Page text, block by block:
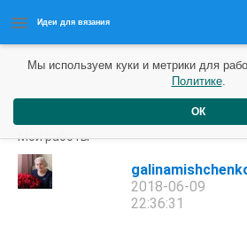
Идеи для вязания
Мои работы
2018-06-09
22:36:31
Мы используем куки и метрики для
Политике.
ОК